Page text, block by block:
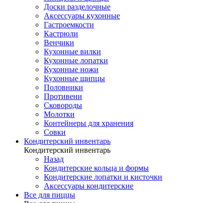
Доски разделочные
Аксессуары кухонные
Гастроемкости
Кастрюли
Венчики
Кухонные вилки
Кухонные лопатки
Кухонные ножи
Кухонные щипцы
Половники
Противени
Сковороды
Молотки
Контейнеры для хранения
Совки
Кондитерский инвентарь
Кондитерский инвентарь
Назад
Кондитерские кольца и формы
Кондитерские лопатки и кисточки
Аксессуары кондитерские
Все для пиццы